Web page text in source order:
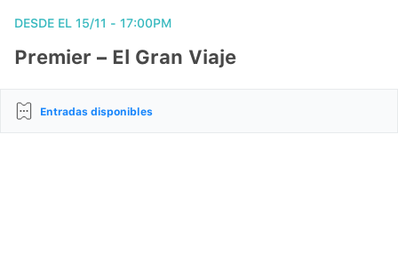
DESDE EL 15/11 - 17:00PM
Premier – El Gran Viaje
Entradas disponibles